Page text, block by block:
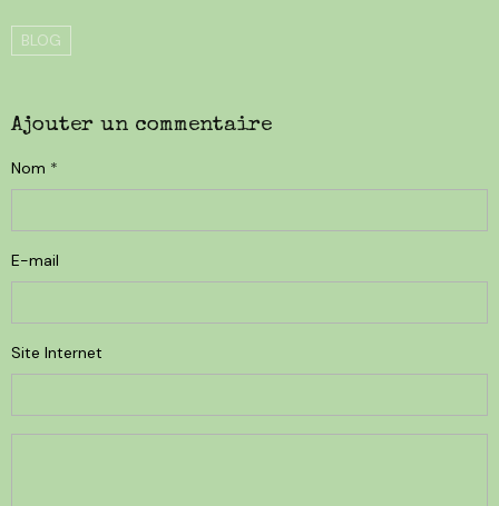
BLOG
Ajouter un commentaire
Nom
E-mail
Site Internet